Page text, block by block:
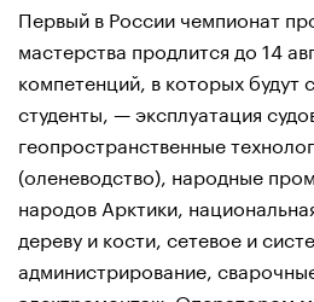
Первый в России чемпионат
мастерства продлится до 14
компетенций, в которых будут
студенты, — эксплуатация
геопространственные
(оленеводство), народные
народов Арктики,
дереву и кости, сетевое и
администрирование,